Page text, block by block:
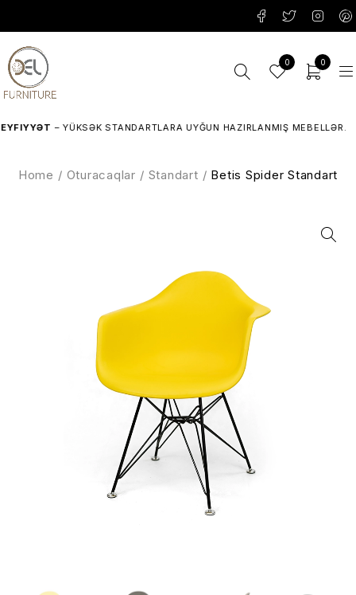
0 0
– YÜKSƏK STANDARTLARA UYĞUN HAZIRLANMIŞ MEBELLƏR.
Home / Oturacaqlar / Standart / Betis Spider Standart